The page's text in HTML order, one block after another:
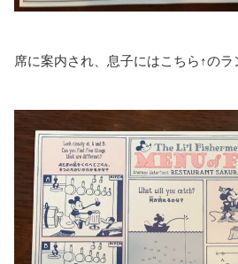
席に案内され、息子にはこちら↑のラ